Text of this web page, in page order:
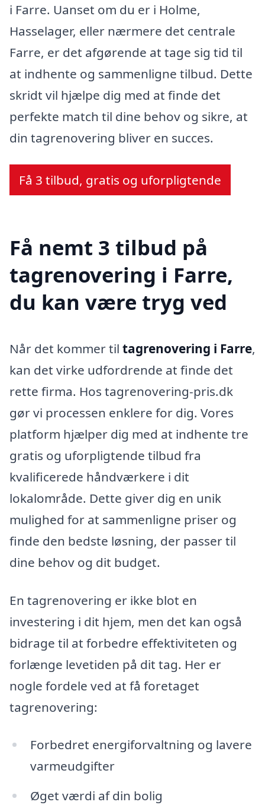
i Farre. Uanset om du er i Holme,
Hasselager, eller nærmere det centrale
Farre, er det afgørende at tage sig tid til
at indhente og sammenligne tilbud. Dette
skridt vil hjælpe dig med at finde det
perfekte match til dine behov og sikre, at
din tagrenovering bliver en succes.
Få 3 tilbud, gratis og uforpligtende
Få nemt 3 tilbud på
tagrenovering i Farre,
du kan være tryg ved
Når det kommer til tagrenovering i Farre,
kan det virke udfordrende at finde det
rette firma. Hos tagrenovering-pris.dk
gør vi processen enklere for dig. Vores
platform hjælper dig med at indhente tre
gratis og uforpligtende tilbud fra
kvalificerede håndværkere i dit
lokalområde. Dette giver dig en unik
mulighed for at sammenligne priser og
finde den bedste løsning, der passer til
dine behov og dit budget.
En tagrenovering er ikke blot en
investering i dit hjem, men det kan også
bidrage til at forbedre effektiviteten og
forlænge levetiden på dit tag. Her er
nogle fordele ved at få foretaget
tagrenovering:
Forbedret energiforvaltning og lavere
varmeudgifter
Øget værdi af din bolig